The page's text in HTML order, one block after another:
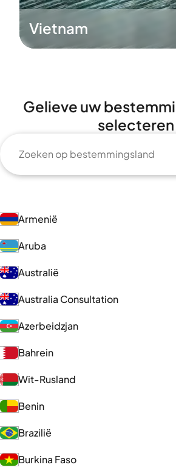
Vietnam
Gelieve uw
selecteren
Armenië
Aruba
Australië
Australia Consultation
Azerbeidzjan
Bahrein
Wit-Rusland
Benin
Brazilië
Burkina Faso